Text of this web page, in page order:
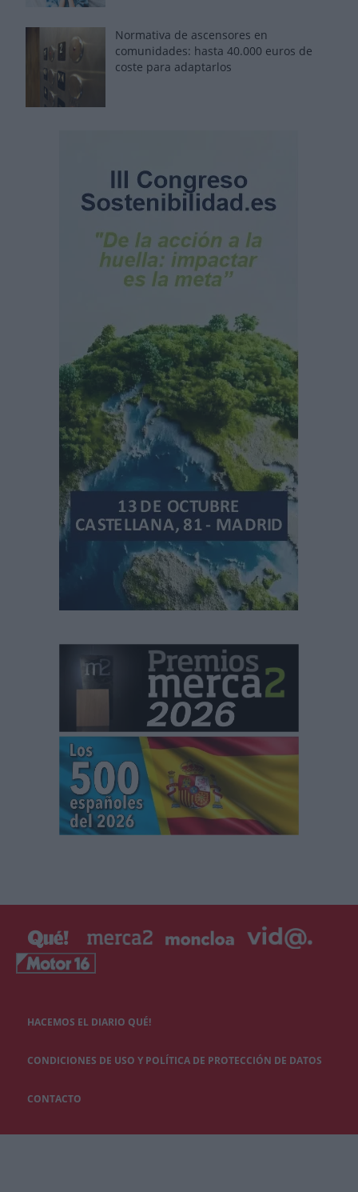
Normativa de ascensores en
comunidades: hasta 40.000 euros de
coste para adaptarlos
HACEMOS EL DIARIO QUÉ!
CONDICIONES DE USO Y POLÍTICA DE PROTECCIÓN DE DATOS
CONTACTO